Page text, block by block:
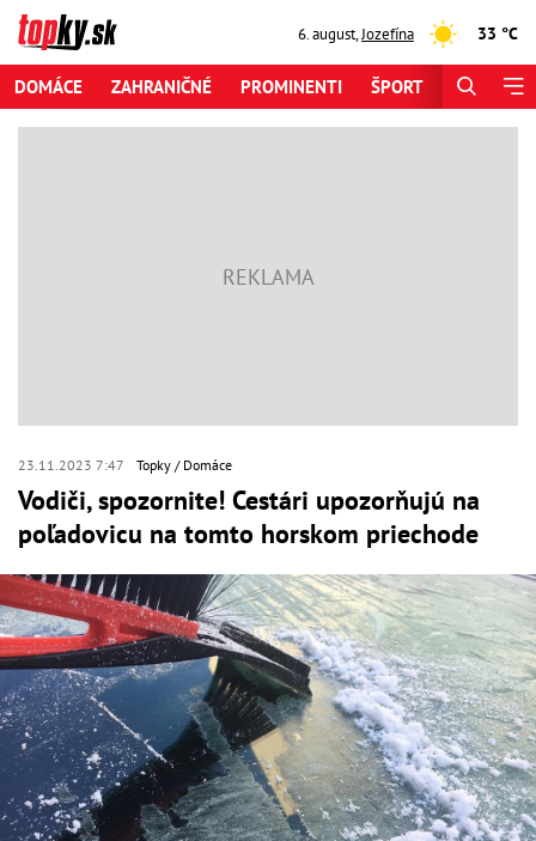
6. august,Jozefína 33 °C
DOMÁCE ZAHRANIČNÉ PROMINENTI ŠPORT
23.11.2023 7:47 Topky Domáce
Vodiči, spozornite! Cestári upozorňujú na
poľadovicu na tomto horskom priechode